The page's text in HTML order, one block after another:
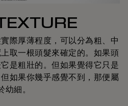
際厚薄程度，可以分為粗、中
取一根頭髮來確定的。如果頭
是粗壯的。但如果覺得它只是
如果你幾乎感覺不到，那便屬
幼細。